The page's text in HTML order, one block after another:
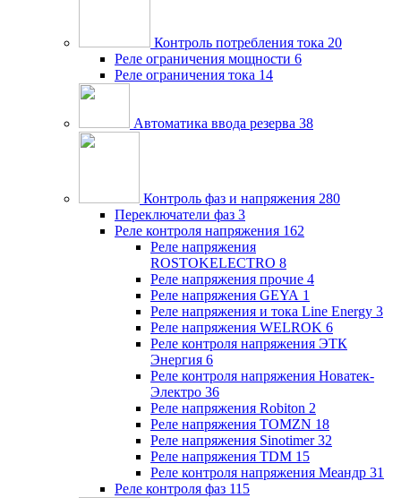
Контроль потребления тока 20
Реле ограничения мощности 6
Реле ограничения тока 14
Автоматика ввода резерва 38
Контроль фаз и напряжения 280
Переключатели фаз 3
Реле контроля напряжения 162
Реле напряжения
ROSTOKELECTRO 8
Реле напряжения прочие 4
Реле напряжения GEYA 1
Реле напряжения и тока Line Energy 3
Реле напряжения WELROK 6
Реле контроля напряжения ЭТК
Энергия 6
Реле контроля напряжения Новатек-
Электро 36
Реле напряжения Robiton 2
Реле напряжения TOMZN 18
Реле напряжения Sinotimer 32
Реле напряжения TDM 15
Реле контроля напряжения Меандр 31
Реле контроля фаз 115